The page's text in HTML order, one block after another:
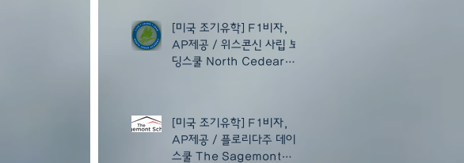
[미국 조기유학] F1비자,
AP제공 / 위스콘신 사립 보
딩스쿨 North Cedear
[미국 조기유학] F1비자,
AP제공 / 플로리다주 데이
스쿨 The Sagemont